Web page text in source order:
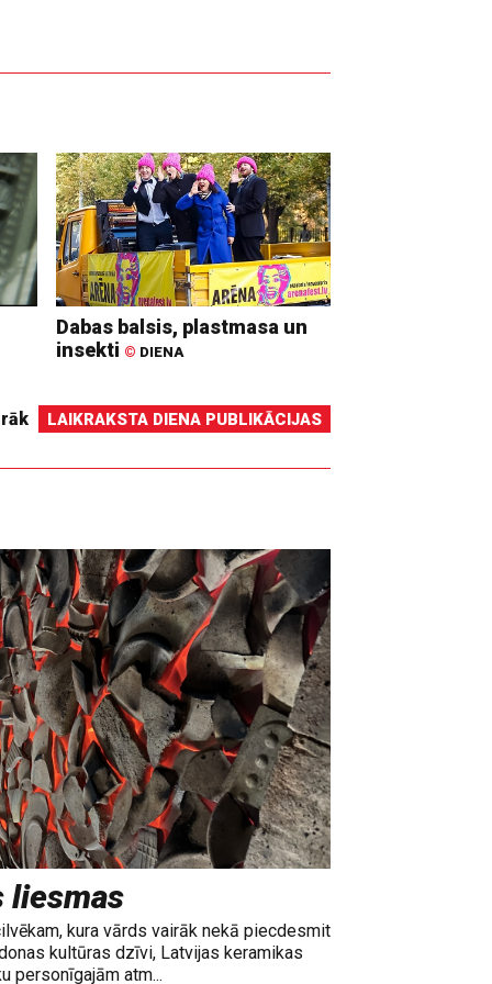
Dabas balsis, plastmasa un
insekti © DIENA
LAIKRAKSTA DIENA PUBLIKĀCIJAS
liesmas
kura vārds vairāk nekā piecdesmit
kultūras dzīvi, Latvijas keramikas
personīgajām atm...